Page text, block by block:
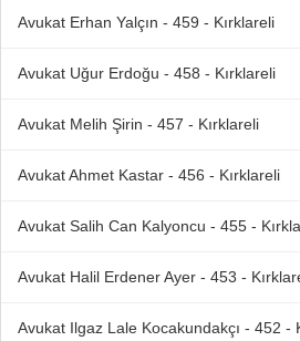
Avukat Erhan Yalçın - 459 - Kırklareli
Avukat Uğur Erdoğu - 458 - Kırklareli
Avukat Melih Şirin - 457 - Kırklareli
Avukat Ahmet Kastar - 456 - Kırklareli
Avukat Salih Can Kalyoncu - 455 -
Avukat Halil Erdener Ayer - 453 -
Avukat Ilgaz Lale Kocakundakçı - 452 -